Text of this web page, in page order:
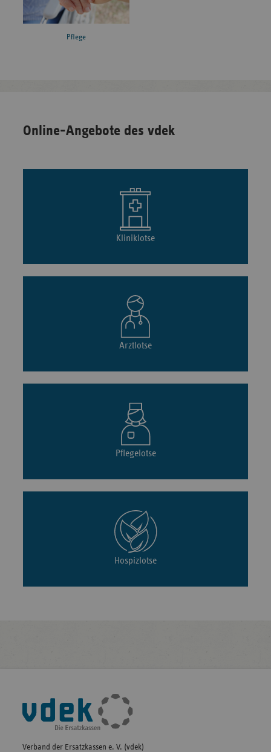
Pflege
Online-Angebote des vdek
Kliniklotse
Arztlotse
Pflegelotse
Hospizlotse
Fußleisten-
Navigation
Verband der Ersatzkassen e. V. (vdek)